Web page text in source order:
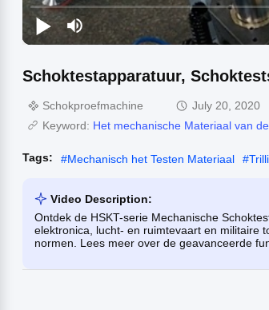
Schoktestapparatuur,
Schokproefmachine
July 20, 2020
Keyword: Het mechanische Materiaal van
Tags: #Mechanisch het Testen Materiaal #
Video Description:
Ontdek de HSKT-serie Mechanische
elektronica, lucht- en ruimtevaart en militaire
normen. Lees meer over de geavanceerde